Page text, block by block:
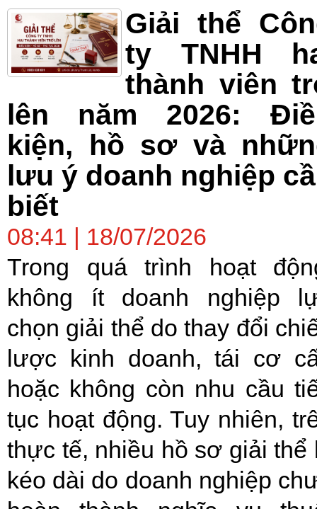
Giải thể
ty TNHH
thành viên
lên năm 2026:
kiện, hồ sơ và
lưu ý doanh nghiệp
biết
08:41 | 18/07/2026
Trong quá trình hoạt
không ít doanh nghiệp
chọn giải thể do thay đổi
lược kinh doanh, tái cơ
hoặc không còn nhu cầu
tục hoạt động. Tuy nhiên,
thực tế, nhiều hồ sơ giải thể
kéo dài do doanh nghiệp